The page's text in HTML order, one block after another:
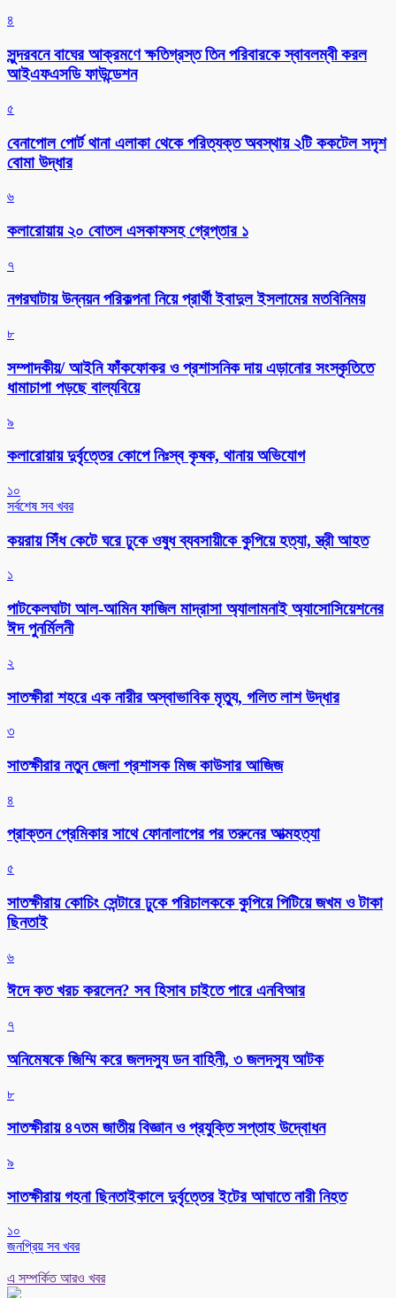
৪
সুন্দরবনে বাঘের আক্রমণে ক্ষতিগ্রস্ত তিন পরিবারকে স্বাবলম্বী করল
আইএফএসডি ফাউন্ডেশন
৫
বেনাপোল পোর্ট থানা এলাকা থেকে পরিত্যক্ত অবস্থায় ২টি ককটেল সদৃশ
বোমা উদ্ধার
৬
কলারোয়ায় ২০ বোতল এসকাফসহ গ্রেপ্তার ১
৭
নগরঘাটায় উন্নয়ন পরিকল্পনা নিয়ে প্রার্থী ইবাদুল ইসলামের মতবিনিময়
৮
সম্পাদকীয়/ আইনি ফাঁকফোকর ও প্রশাসনিক দায় এড়ানোর সংস্কৃতিতে
ধামাচাপা পড়ছে বাল্যবিয়ে
৯
কলারোয়ায় দুর্বৃত্তের কোপে নিঃস্ব কৃষক, থানায় অভিযোগ
১০
সর্বশেষ সব খবর
কয়রায় সিঁধ কেটে ঘরে ঢুকে ওষুধ ব্যবসায়ীকে কুপিয়ে হত্যা, স্ত্রী আহত
১
পাটকেলঘাটা আল-আমিন ফাজিল মাদ্রাসা অ্যালামনাই অ্যাসোসিয়েশনের
ঈদ পুনর্মিলনী
২
সাতক্ষীরা শহরে এক নারীর অস্বাভাবিক মৃত্যু, গলিত লাশ উদ্ধার
৩
সাতক্ষীরার নতুন জেলা প্রশাসক মিজ কাউসার আজিজ
৪
প্রাক্তন প্রেমিকার সাথে ফোনালাপের পর তরুনের আত্মহত্যা
৫
সাতক্ষীরায় কোচিং সেন্টারে ঢুকে পরিচালককে কুপিয়ে পিটিয়ে জখম ও টাকা
ছিনতাই
৬
ঈদে কত খরচ করলেন? সব হিসাব চাইতে পারে এনবিআর
৭
অনিমেষকে জিম্মি করে জলদস্যু ডন বাহিনী, ৩ জলদস্যু আটক
৮
সাতক্ষীরায় ৪৭তম জাতীয় বিজ্ঞান ও প্রযুক্তি সপ্তাহ উদ্বোধন
৯
সাতক্ষীরায় গহনা ছিনতাইকালে দুর্বৃত্তের ইটের আঘাতে নারী নিহত
১০
জনপ্রিয় সব খবর
এ সম্পর্কিত আরও খবর